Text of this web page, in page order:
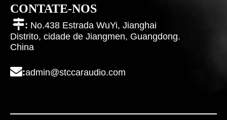
CONTATE-NOS
: No.438 Estrada WuYi, Jianghai
Distrito, cidade de Jiangmen, Guangdong.
China
:admin@stccaraudio.com